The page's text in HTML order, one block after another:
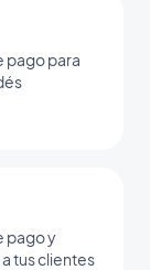
pago para
pago y
tus clientes